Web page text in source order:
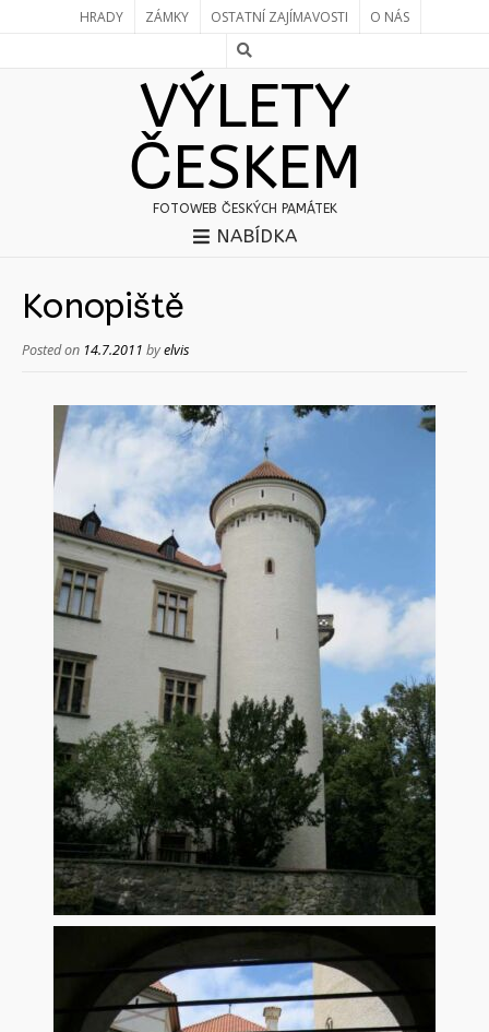
HRADY ZÁMKY OSTATNÍ ZAJÍMAVOSTI O NÁS
VÝLETY
ČESKEM
FOTOWEB ČESKÝCH PAMÁTEK
NABÍDKA
Konopiště
Posted on 14.7.2011 byelvis